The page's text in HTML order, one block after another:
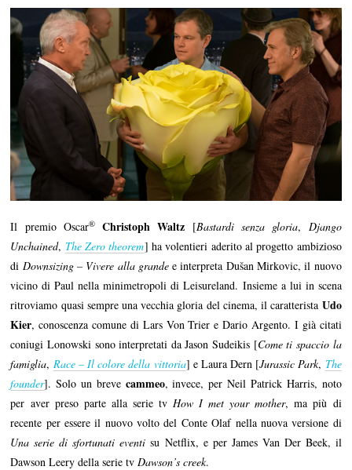
Il premio Oscar® Christoph Waltz [Bastardi senza gloria, Django
Unchained, The Zero theorem] ha volentieri aderito al progetto ambizioso
di Downsizing – Vivere alla grandee interpreta Dušan Mirkovic, il nuovo
vicino di Paul nella minimetropoli di Leisureland. Insieme a lui in scena
ritroviamo quasi sempre una vecchia gloria del cinema, il caratterista Udo
Kier, conoscenza comune di Lars Von Trier e Dario Argento. I già citati
coniugi Lonowski sono interpretati da Jason Sudeikis [Come ti spaccio la
famiglia, Race – Il colore della vittoria] e Laura Dern [Jurassic Park, The
founder]. Solo un breve cammeo, invece, per Neil Patrick Harris, noto
per aver preso parte alla serie tv How I met your mother, ma più di
recente per essere il nuovo volto del Conte Olaf nella nuova versione di
Una serie di sfortunati eventi su Netflix, e per James Van Der Beek, il
Dawson Leery della serie tvDawson’s creek.